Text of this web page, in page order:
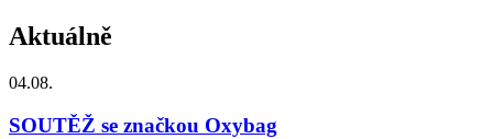
Aktuálně
04.08.
SOUTĚŽ se značkou Oxybag